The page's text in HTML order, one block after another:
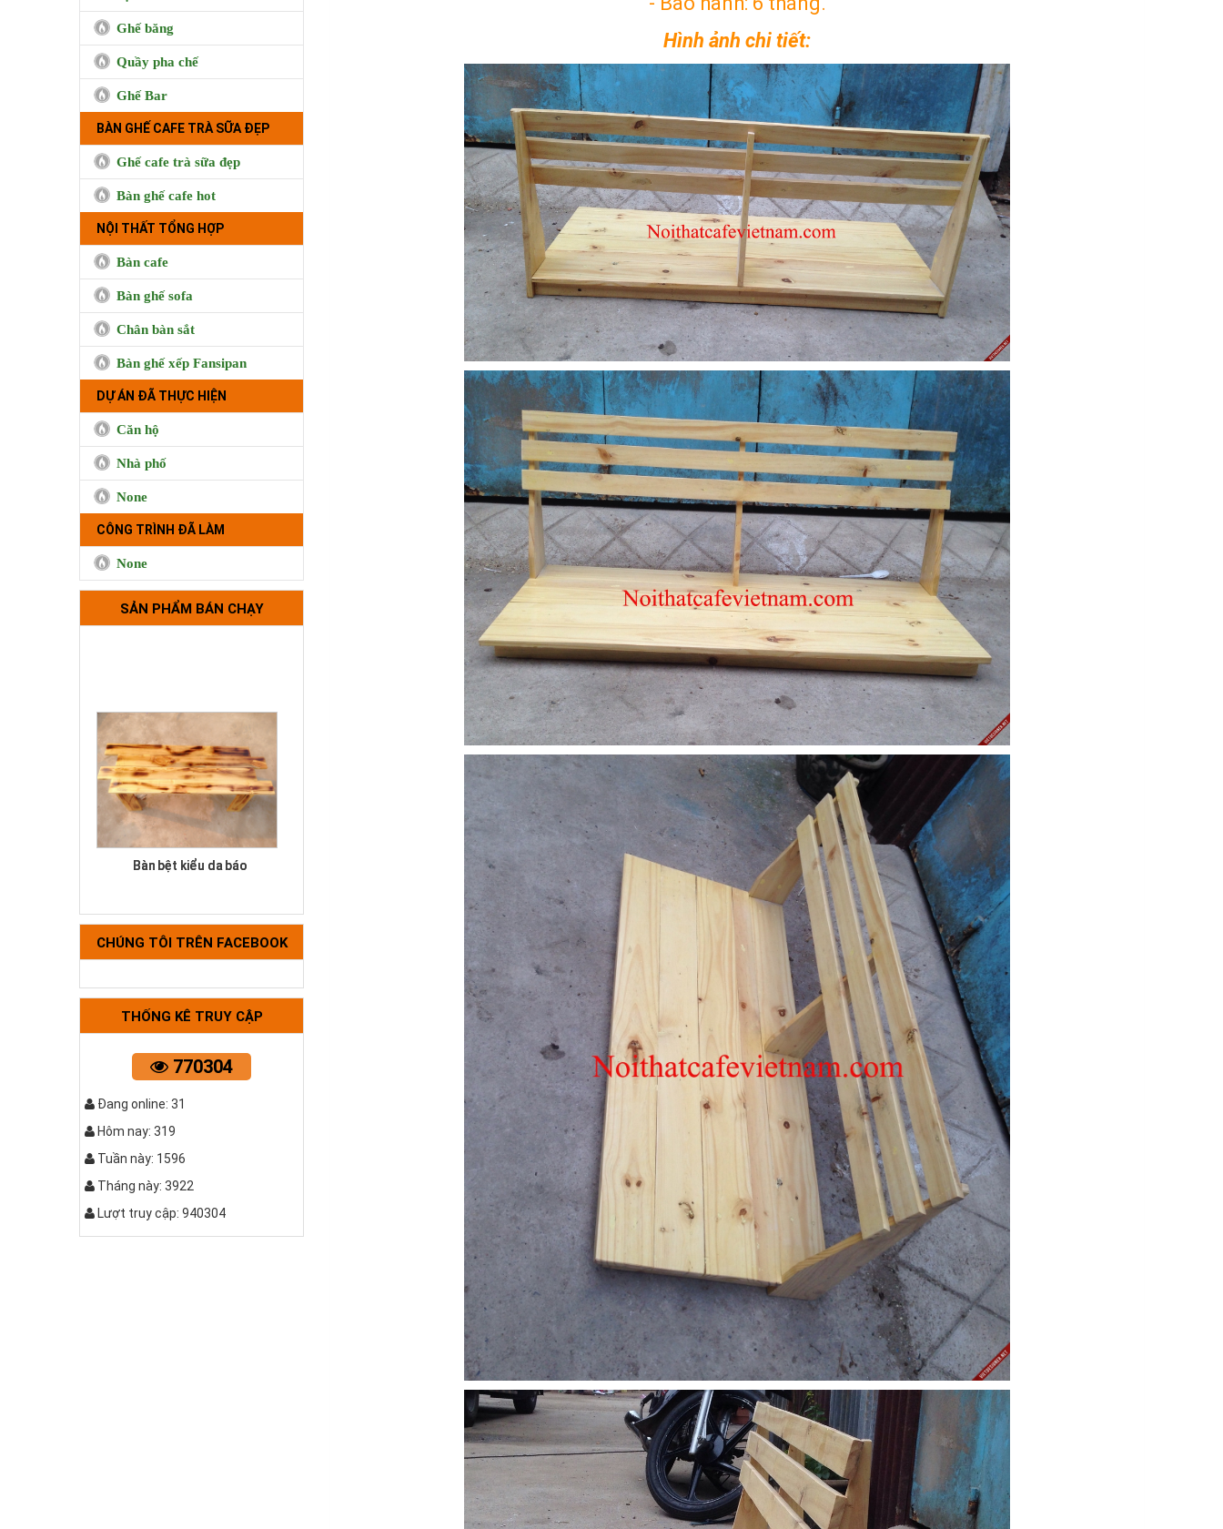
Ghế băng
Quầy pha chế
Ghế Bar
BÀN GHẾ CAFE TRÀ SỮA ĐẸP
Ghế cafe trà sữa đẹp
Bàn ghế cafe hot
NỘI THẤT TỔNG HỢP
Bàn cafe
Bàn ghế sofa
Chân bàn sắt
Bàn ghế xếp Fansipan
DỰ ÁN ĐÃ THỰC HIỆN
Căn hộ
Nhà phố
None
CÔNG TRÌNH ĐÃ LÀM
None
SẢN PHẨM BÁN CHẠY
Cà phê Boong, 50 Lê Quốc
Hưng, Quận 4
Trà sữa Handmade 515 Minh
Phụng, Quận 11
Bàn bệt kiểu da báo
Bộ bàn ghế khung hộp
CHÚNG TÔI TRÊN FACEBOOK
THỐNG KÊ TRUY CẬP
770304
Đang online: 31
Hôm nay: 319
Tuần này: 1596
Tháng này: 3922
Lượt truy cập: 940304
Hình ảnh chi tiết: